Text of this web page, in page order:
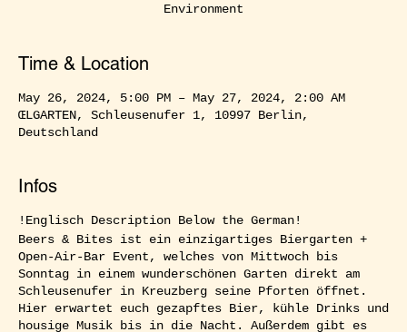
Environment
Time & Location
May 26, 2024, 5:00 PM – May 27, 2024, 2:00 AM
ŒLGARTEN, Schleusenufer 1, 10997 Berlin,
Deutschland
Infos
!Englisch Description Below the German!
Beers & Bites ist ein einzigartiges Biergarten +
Open-Air-Bar Event, welches von Mittwoch bis
Sonntag in einem wunderschönen Garten direkt am
Schleusenufer in Kreuzberg seine Pforten öffnet.
Hier erwartet euch gezapftes Bier, kühle Drinks und
housige Musik bis in die Nacht. Außerdem gibt es